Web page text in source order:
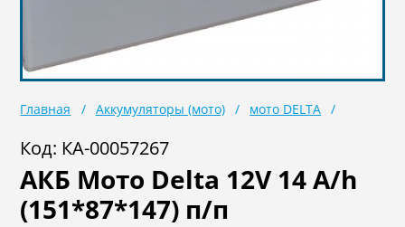
Главная Аккумуляторы (мото) мото DELTA
Код: КА-00057267
АКБ Мото Delta 12V 14 A/h
(151*87*147) п/п